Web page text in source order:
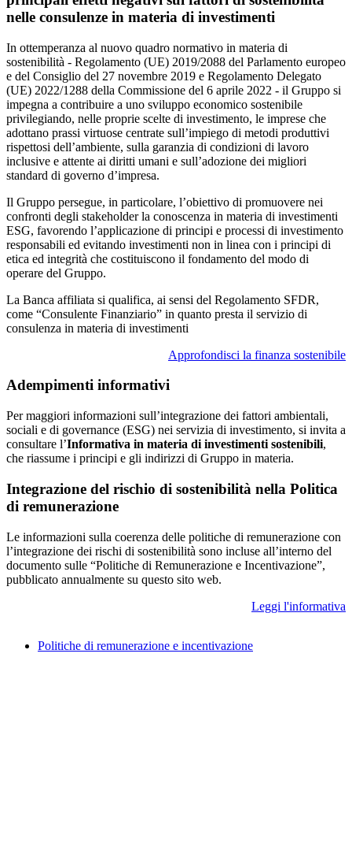
nelle consulenze in materia di investimenti
In ottemperanza al nuovo quadro normativo in materia di
sostenibilità - Regolamento (UE) 2019/2088 del Parlamento europeo
e del Consiglio del 27 novembre 2019 e Regolamento Delegato
(UE) 2022/1288 della Commissione del 6 aprile 2022 - il Gruppo si
impegna a contribuire a uno sviluppo economico sostenibile
privilegiando, nelle proprie scelte di investimento, le imprese che
adottano prassi virtuose centrate sull’impiego di metodi produttivi
rispettosi dell’ambiente, sulla garanzia di condizioni di lavoro
inclusive e attente ai diritti umani e sull’adozione dei migliori
standard di governo d’impresa.
Il Gruppo persegue, in particolare, l’obiettivo di promuovere nei
confronti degli stakeholder la conoscenza in materia di investimenti
ESG, favorendo l’applicazione di principi e processi di investimento
responsabili ed evitando investimenti non in linea con i principi di
etica ed integrità che costituiscono il fondamento del modo di
operare del Gruppo.
La Banca affiliata si qualifica, ai sensi del Regolamento SFDR,
come “Consulente Finanziario” in quanto presta il servizio di
consulenza in materia di investimenti
Approfondisci la finanza sostenibile
Adempimenti informativi
Per maggiori informazioni sull’integrazione dei fattori ambientali,
sociali e di governance (ESG) nei servizia di investimento, si invita a
consultare l’Informativa in materia di investimenti sostenibili,
che riassume i principi e gli indirizzi di Gruppo in materia.
Integrazione del rischio di sostenibilità nella Politica
di remunerazione
Le informazioni sulla coerenza delle politiche di remunerazione con
l’integrazione dei rischi di sostenibilità sono incluse all’interno del
documento sulle “Politiche di Remunerazione e Incentivazione”,
pubblicato annualmente su questo sito web.
Leggi l'informativa
Politiche di remunerazione e incentivazione